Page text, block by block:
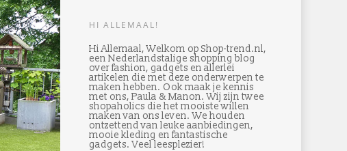
HI ALLEMAAL!
Hi Allemaal, Welkom op Shop-trend.nl,
een Nederlandstalige shopping blog
over fashion, gadgets en allerlei
artikelen die met deze onderwerpen te
maken hebben. Ook maak je kennis
met ons, Paula & Manon. Wij zijn twee
shopaholics die het mooiste willen
maken van ons leven. We houden
ontzettend van leuke aanbiedingen,
mooie kleding en fantastische
gadgets. Veel leesplezier!